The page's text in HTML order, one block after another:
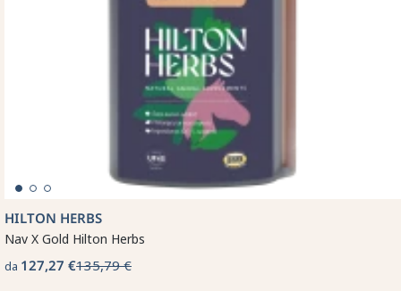
HILTON HERBS
Nav X Gold Hilton Herbs
da 127,27 €135,79 €